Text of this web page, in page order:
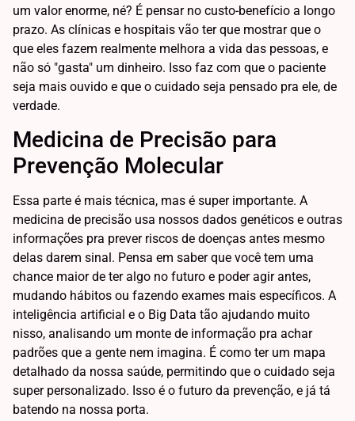
um valor enorme, né? É pensar no custo-benefício a longo
prazo. As clínicas e hospitais vão ter que mostrar que o
que eles fazem realmente melhora a vida das pessoas, e
não só "gasta" um dinheiro. Isso faz com que o paciente
seja mais ouvido e que o cuidado seja pensado pra ele, de
verdade.
Medicina de Precisão para
Prevenção Molecular
Essa parte é mais técnica, mas é super importante. A
medicina de precisão usa nossos dados genéticos e outras
informações pra prever riscos de doenças antes mesmo
delas darem sinal. Pensa em saber que você tem uma
chance maior de ter algo no futuro e poder agir antes,
mudando hábitos ou fazendo exames mais específicos. A
inteligência artificial e o Big Data tão ajudando muito
nisso, analisando um monte de informação pra achar
padrões que a gente nem imagina. É como ter um mapa
detalhado da nossa saúde, permitindo que o cuidado seja
super personalizado. Isso é o futuro da prevenção, e já tá
batendo na nossa porta.